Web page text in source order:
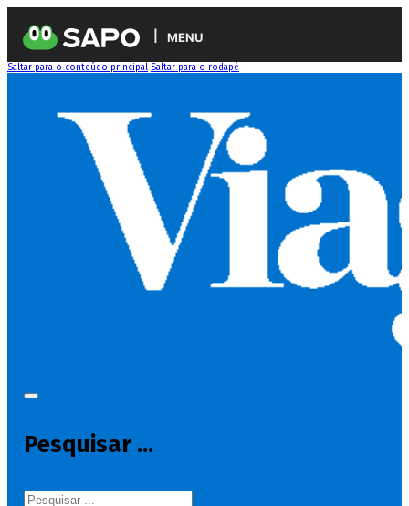
MENU
Saltar para o conteúdo principal Saltar para o rodapé
Pesquisar ...
Pesquisar